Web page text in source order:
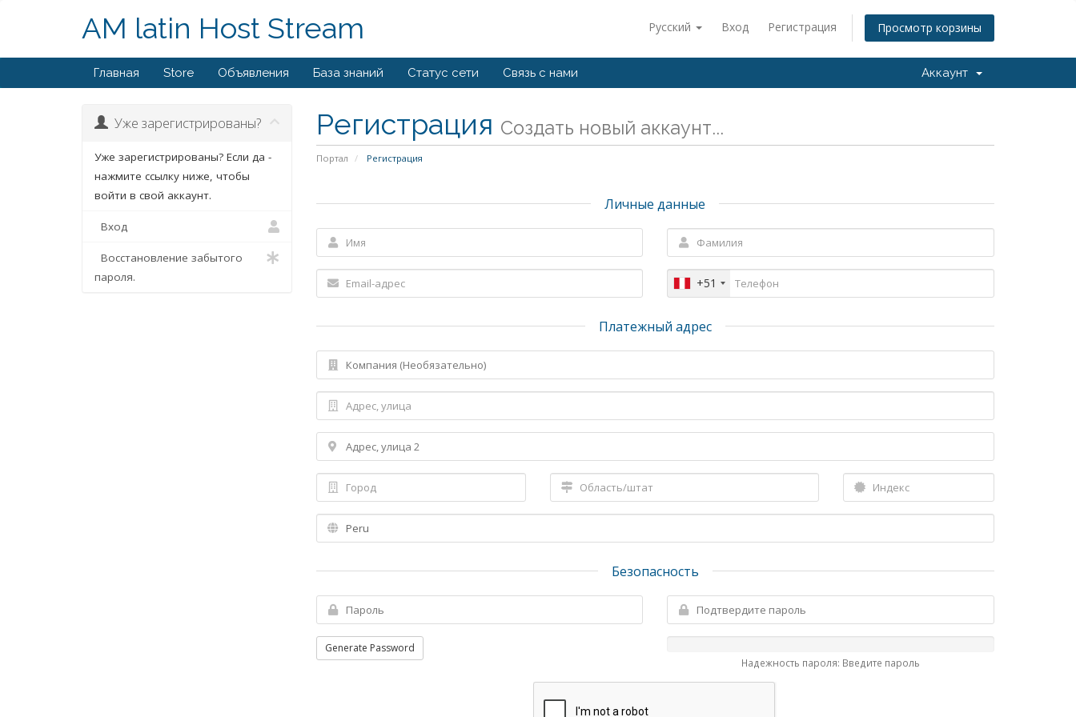
Русский Вход Регистрация Просмотр корзины
AM latin Host Stream
Главная Store Объявления База знаний Статус сети Связь с нами Аккаунт
Регистрация Создать новый аккаунт...
Портал Регистрация
Уже зарегистрированы?
Уже зарегистрированы? Если да -
нажмите ссылку ниже, чтобы
войти в свой аккаунт.
Вход
Восстановление забытого
пароля.
Личные данные
+51
Платежный адрес
Безопасность
Generate Password
Надежность пароля: Введите пароль